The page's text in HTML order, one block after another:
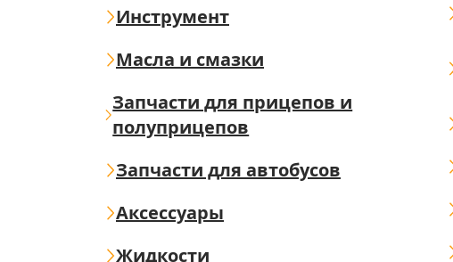
Инструмент
Масла и смазки
Запчасти для прицепов и
полуприцепов
Запчасти для автобусов
Аксессуары
Жидкости